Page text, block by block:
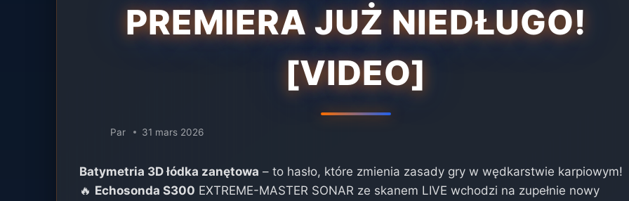
PREMIERA JUŻ NIEDŁUGO!
[VIDEO]
Par 31 mars 2026
Batymetria 3D łódka zanętowa – to hasło, które zmienia zasady gry w wędkarstwie karpiowym!
🔥 Echosonda S300 EXTREME-MASTER SONAR ze skanem LIVE wchodzi na zupełnie nowy